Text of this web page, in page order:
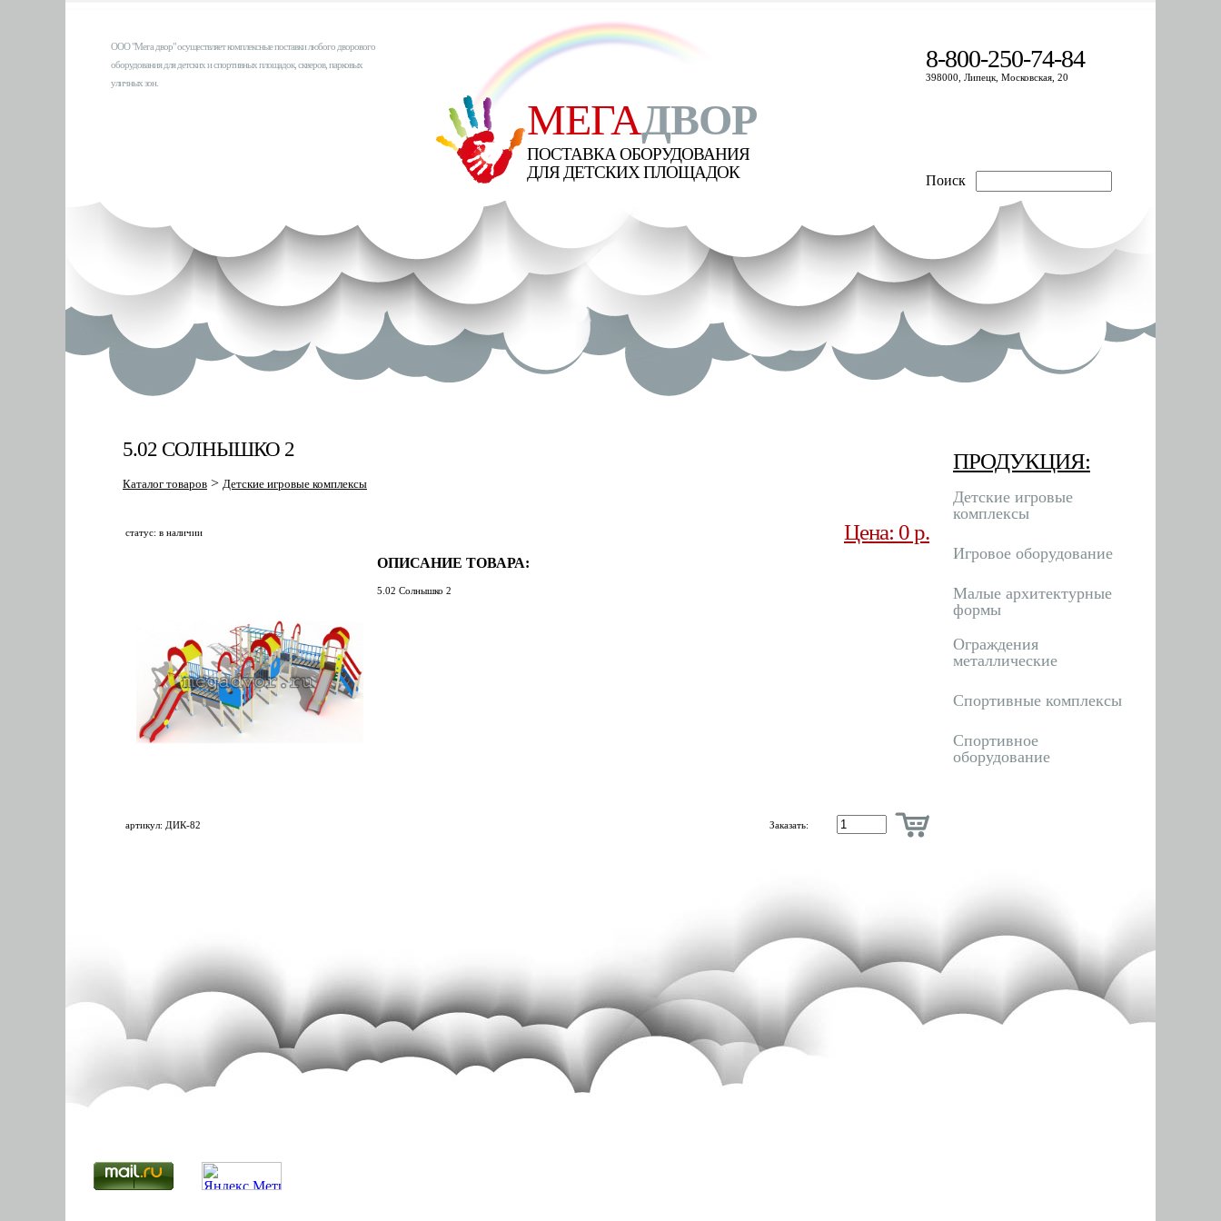
ООО "Мега двор" осуществляет комплексные поставки любого дворового
оборудования для детских и спортивных площадок, скверов, парковых
уличных зон.
МЕГАДВОР
ПОСТАВКА ОБОРУДОВАНИЯ
ДЛЯ ДЕТСКИХ ПЛОЩАДОК
8-800-250-74-84
398000, Липецк, Московская, 20
Поиск
5.02 СОЛНЫШКО 2
Каталог товаров > Детские игровые комплексы
статус: в наличии Цена: 0 р.
ОПИСАНИЕ ТОВАРА:
5.02 Солнышко 2
артикул: ДИК-82 Заказать:
ПРОДУКЦИЯ:
Детские игровые
комплексы
Игровое оборудование
Малые архитектурные
формы
Ограждения
металлические
Спортивные комплексы
Спортивное
оборудование